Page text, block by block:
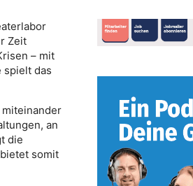
Zeit
– mit
spielt das
an
die
somit